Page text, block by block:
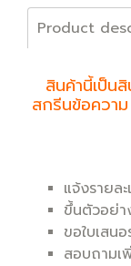
Product
สินค้านี้เป็น
สกรีนข้อควา
แจ้งรายล
ขึ้นตัวอย่า
ขอใบเสนอ
สอบถามเ